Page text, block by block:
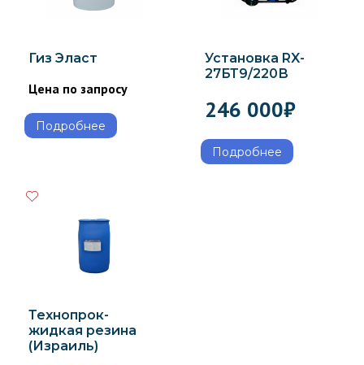
Гиз Эласт
Цена по запросу
Подробнее
Установка RX-
27БТ9/220В
246 000₽
Подробнее
Технопрок-
жидкая резина
(Израиль)